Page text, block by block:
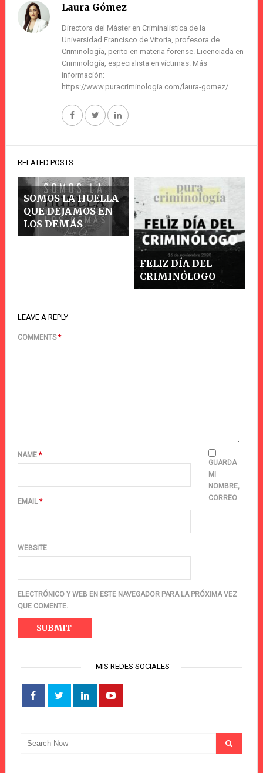
Laura Gómez
Directora del Máster en Criminalística de la
Universidad Francisco de Vitoria, profesora de
Criminología, perito en materia forense. Licenciada en
Criminología, especialista en víctimas. Más
información:
https://www.puracriminologia.com/laura-gomez/
RELATED POSTS
SOMOS LA HUELLA
QUE DEJAMOS EN
LOS DEMÁS
FELIZ DÍA DEL
CRIMINÓLOGO
LEAVE A REPLY
COMMENTS*
NAME *
EMAIL*
WEBSITE
GUARDA
MI
NOMBRE,
CORREO
ELECTRÓNICO Y WEB EN ESTE NAVEGADOR PARA LA PRÓXIMA VEZ
QUE COMENTE.
MIS REDES SOCIALES